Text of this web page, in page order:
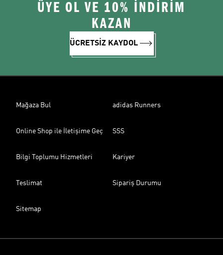
ÜYE OL VE 10% İNDİRİM
KAZAN
ÜCRETSİZ KAYDOL
Mağaza Bul adidas Runners
Online Shop ile İletişime Geç SSS
Bilgi Toplumu Hizmetleri Kariyer
Teslimat Sipariş Durumu
Sitemap